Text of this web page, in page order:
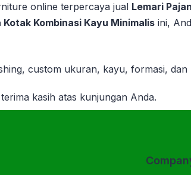
online terpercaya jual Lemari
Kombinasi Kayu Minimalis ini,
custom ukuran, kayu, formasi, dan
kasih atas kunjungan Anda.